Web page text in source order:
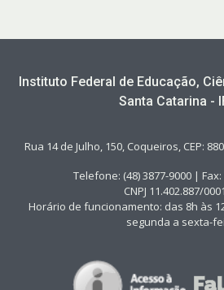
Instituto Federal de Educação,
Santa Catarina -
Rua 14 de Julho, 150, Coqueiros, CEP:
Telefone: (48) 3877-9000 | Fax:
CNPJ 11.402.887/
Horário de funcionamento: das 8h às
segunda a sexta-